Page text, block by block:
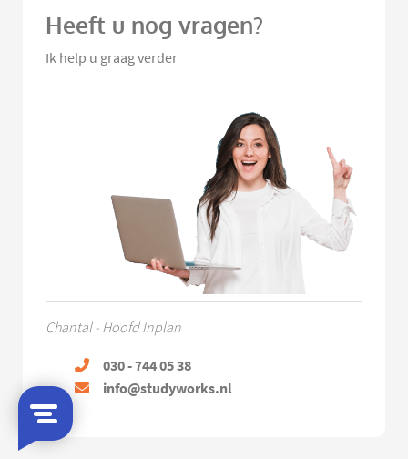
Heeft u nog vragen?
Ik help u graag verder
Chantal - Hoofd Inplan
030 - 744 05 38
info@studyworks.nl